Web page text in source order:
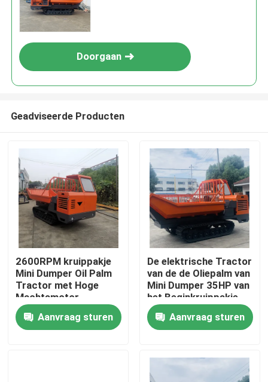
Thuis
Doorgaan
Geadviseerde Producten
2600RPM kruippakje
Mini Dumper Oil Palm
Tractor met Hoge
Machtsmotor
Aanvraag sturen
De elektrische Tractor
van de de Oliepalm van
Mini Dumper 35HP van
het Beginkruippakje
voor
Palmolieaanplantingen
Aanvraag sturen